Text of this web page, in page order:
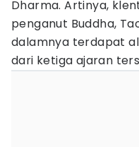
Dharma. Artinya,
penganut Buddha,
dalamnya terdapat
dari ketiga ajaran